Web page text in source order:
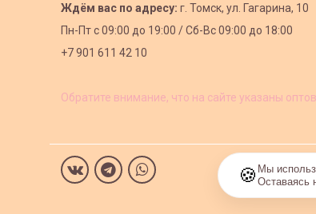
Ждём вас по адресу: г. Томск, ул. Гагарина, 10
Пн-Пт с09:00 до 19:00 /Сб-Вс 09:00 до 18:00
+7 901 611 42 10
Обратите внимание, что на сайте указаны
🍪 Мы
Оставаясь